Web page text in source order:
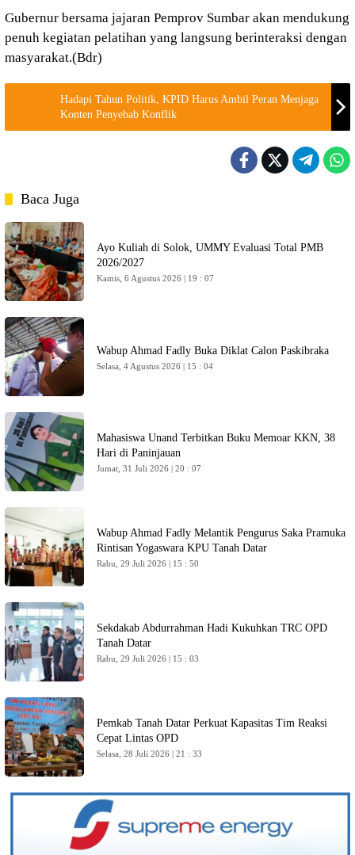
Gubernur bersama jajaran Pemprov Sumbar akan mendukung
penuh kegiatan pelatihan yang langsung berinteraksi dengan
masyarakat.(Bdr)
Hadapi Tahun Politik, KPID Harus Ambil Peran Menjaga
Konten Penyebab Konflik
Baca Juga
Ayo Kuliah di Solok, UMMY Evaluasi Total PMB
2026/2027
Kamis, 6 Agustus 2026 | 19 : 07
Wabup Ahmad Fadly Buka Diklat Calon Paskibraka
Selasa, 4 Agustus 2026 | 15 : 04
Mahasiswa Unand Terbitkan Buku Memoar KKN, 38
Hari di Paninjauan
Jumat, 31 Juli 2026 | 20 : 07
Wabup Ahmad Fadly Melantik Pengurus Saka Pramuka
Rintisan Yogaswara KPU Tanah Datar
Rabu, 29 Juli 2026 | 15 : 50
Sekdakab Abdurrahman Hadi Kukuhkan TRC OPD
Tanah Datar
Rabu, 29 Juli 2026 | 15 : 03
Pemkab Tanah Datar Perkuat Kapasitas Tim Reaksi
Cepat Lintas OPD
Selasa, 28 Juli 2026 | 21 : 33